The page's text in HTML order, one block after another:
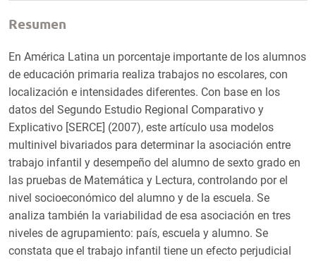
Resumen
En América Latina un porcentaje importante de los alumnos
de educación primaria realiza trabajos no escolares, con
localización e intensidades diferentes. Con base en los
datos del Segundo Estudio Regional Comparativo y
Explicativo [SERCE] (2007), este artículo usa modelos
multinivel bivariados para determinar la asociación entre
trabajo infantil y desempeño del alumno de sexto grado en
las pruebas de Matemática y Lectura, controlando por el
nivel socioeconómico del alumno y de la escuela. Se
analiza también la variabilidad de esa asociación en tres
niveles de agrupamiento: país, escuela y alumno. Se
constata que el trabajo infantil tiene un efecto perjudicial